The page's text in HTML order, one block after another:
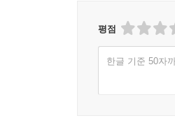
평점
한글 기준 50자